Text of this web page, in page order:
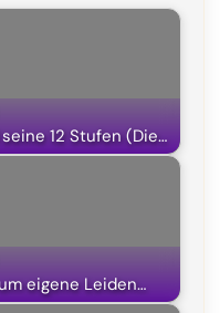
p
p
t
e
12 Stufen (Die…
eigene Leiden…